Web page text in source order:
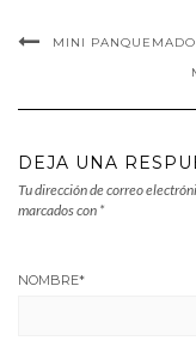
MINI
DEJA UNA
Tu dirección de correo
marcados con *
NOMBRE*